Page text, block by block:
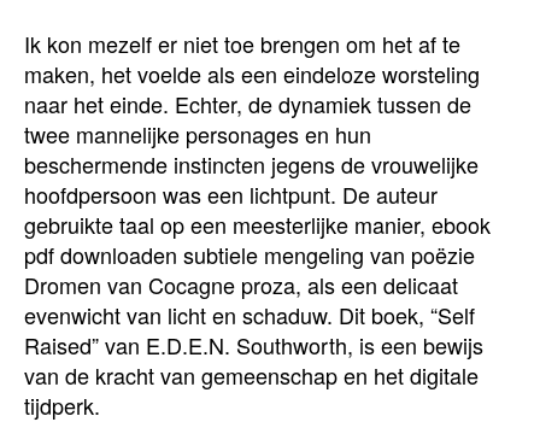
Ik kon mezelf er niet toe brengen om het af te
maken, het voelde als een eindeloze worsteling
naar het einde. Echter, de dynamiek tussen de
twee mannelijke personages en hun
beschermende instincten jegens de vrouwelijke
hoofdpersoon was een lichtpunt. De auteur
gebruikte taal op een meesterlijke manier, ebook
pdf downloaden subtiele mengeling van poëzie
Dromen van Cocagne proza, als een delicaat
evenwicht van licht en schaduw. Dit boek, “Self
Raised” van E.D.E.N. Southworth, is een bewijs
van de kracht van gemeenschap en het digitale
tijdperk.